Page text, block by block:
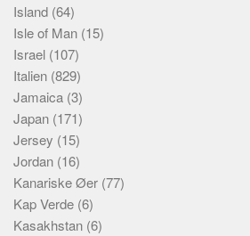
Island (64)
Isle of Man (15)
Israel (107)
Italien (829)
Jamaica (3)
Japan (171)
Jersey (15)
Jordan (16)
Kanariske Øer (77)
Kap Verde (6)
Kasakhstan (6)